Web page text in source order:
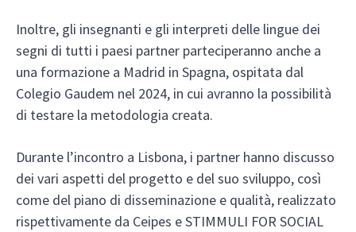
Inoltre, gli insegnanti e gli interpreti delle lingue dei
segni di tutti i paesi partner parteciperanno anche a
una formazione a Madrid in Spagna, ospitata dal
Colegio Gaudem nel 2024, in cui avranno la possibilità
di testare la metodologia creata.
Durante l’incontro a Lisbona, i partner hanno discusso
dei vari aspetti del progetto e del suo sviluppo, così
come del piano di disseminazione e qualità, realizzato
rispettivamente da Ceipes e STIMMULI FOR SOCIAL